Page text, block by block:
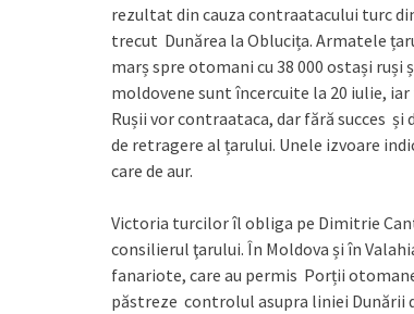
rezultat din cauza contraatacului turc
trecut Dunărea la Oblucița. Armatele
marș spre otomani cu 38 000 ostași
moldovene sunt încercuite la 20 iulie,
Rușii vor contraataca, dar fără succes
de retragere al țarului. Unele izvoare
care de aur.
Victoria turcilor îl obliga pe Dimitrie
consilierul ţarului. În Moldova și în
fanariote, care au permis Porții
păstreze controlul asupra liniei Dunării